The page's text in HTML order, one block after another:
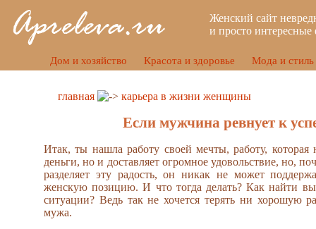
Женский сайт
и просто
Дом и хозяйство Красота и здоровье Мода и стиль
главная карьера в жизни женщины
Если мужчина ревнует к
Итак, ты нашла работу своей мечты, работу, которая
деньги, но и доставляет огромное удовольствие, но,
разделяет эту радость, он никак не может
женскую позицию. И что тогда делать? Как найти
ситуации? Ведь так не хочется терять ни хорошую
мужа.